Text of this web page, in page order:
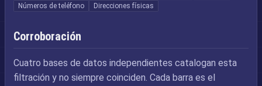
Números de teléfono
Direcciones físicas
Corroboración
Cuatro bases de datos independientes catalogan esta
filtración y no siempre coinciden. Cada barra es el